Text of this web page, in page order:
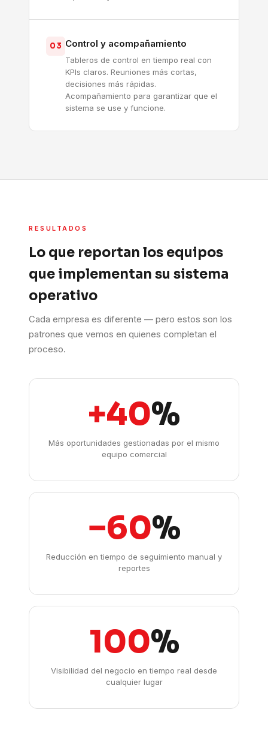
03 Control y acompañamiento
Tableros de control en tiempo real con
KPIs claros. Reuniones más cortas,
decisiones más rápidas.
Acompañamiento para garantizar que el
sistema se use y funcione.
RESULTADOS
Lo que reportan los equipos
que implementan su sistema
operativo
Cada empresa es diferente — pero estos son los
patrones que vemos en quienes completan el
proceso.
+40%
Más oportunidades gestionadas por el mismo
equipo comercial
−60%
Reducción en tiempo de seguimiento manual y
reportes
100%
Visibilidad del negocio en tiempo real desde
cualquier lugar